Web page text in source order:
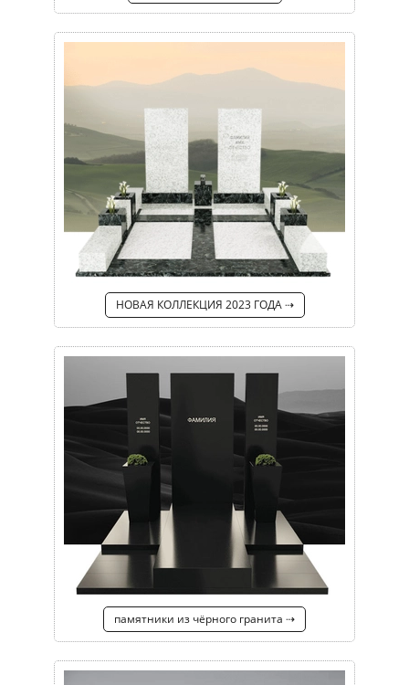
НОВАЯ КОЛЛЕКЦИЯ 2023 ГОДА ⇢
памятники из чёрного гранита ⇢